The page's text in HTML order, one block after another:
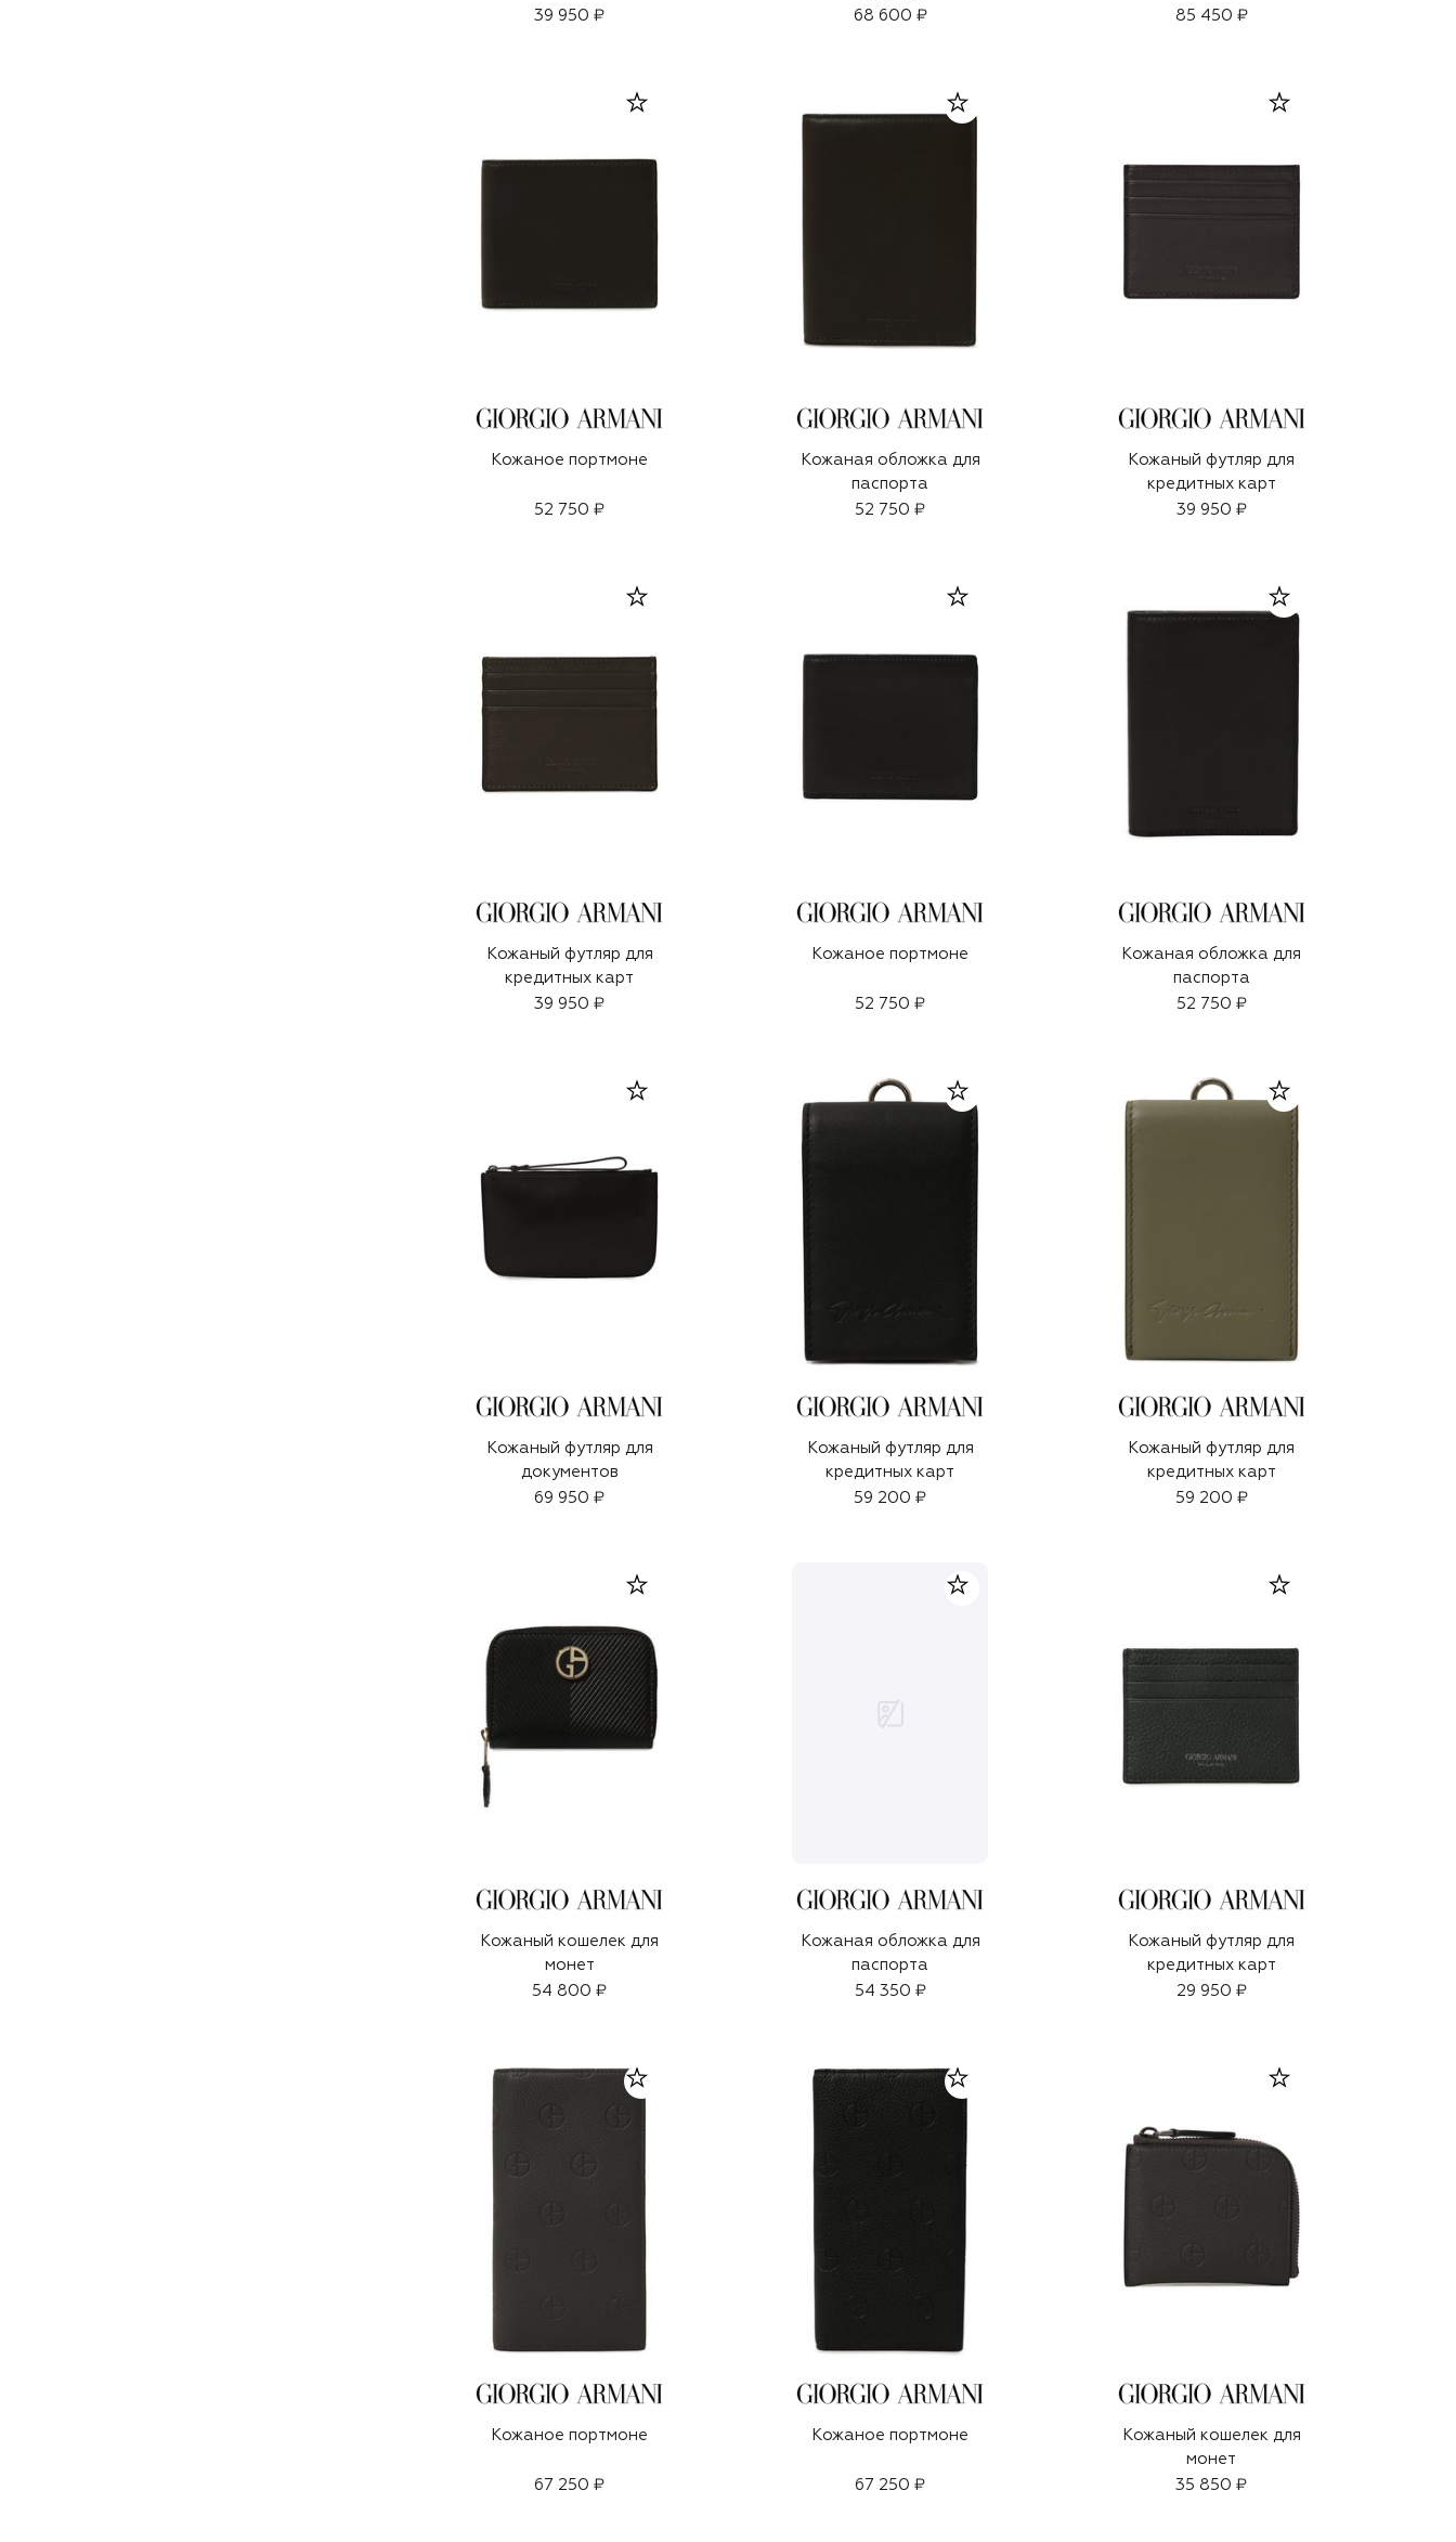
39 950 ₽
68 600 ₽
85 450 ₽
Кожаное портмоне
52 750 ₽
Кожаная обложка для
паспорта
52 750 ₽
Кожаный футляр для
кредитных карт
39 950 ₽
Кожаный футляр для
кредитных карт
39 950 ₽
Кожаное портмоне
52 750 ₽
Кожаная обложка для
паспорта
52 750 ₽
Кожаный футляр для
документов
69 950 ₽
Кожаный футляр для
кредитных карт
59 200 ₽
Кожаный футляр для
кредитных карт
59 200 ₽
Кожаный кошелек для
монет
54 800 ₽
Кожаная обложка для
паспорта
54 350 ₽
Кожаный футляр для
кредитных карт
29 950 ₽
Кожаное портмоне
67 250 ₽
Кожаное портмоне
67 250 ₽
Кожаный кошелек для
монет
35 850 ₽